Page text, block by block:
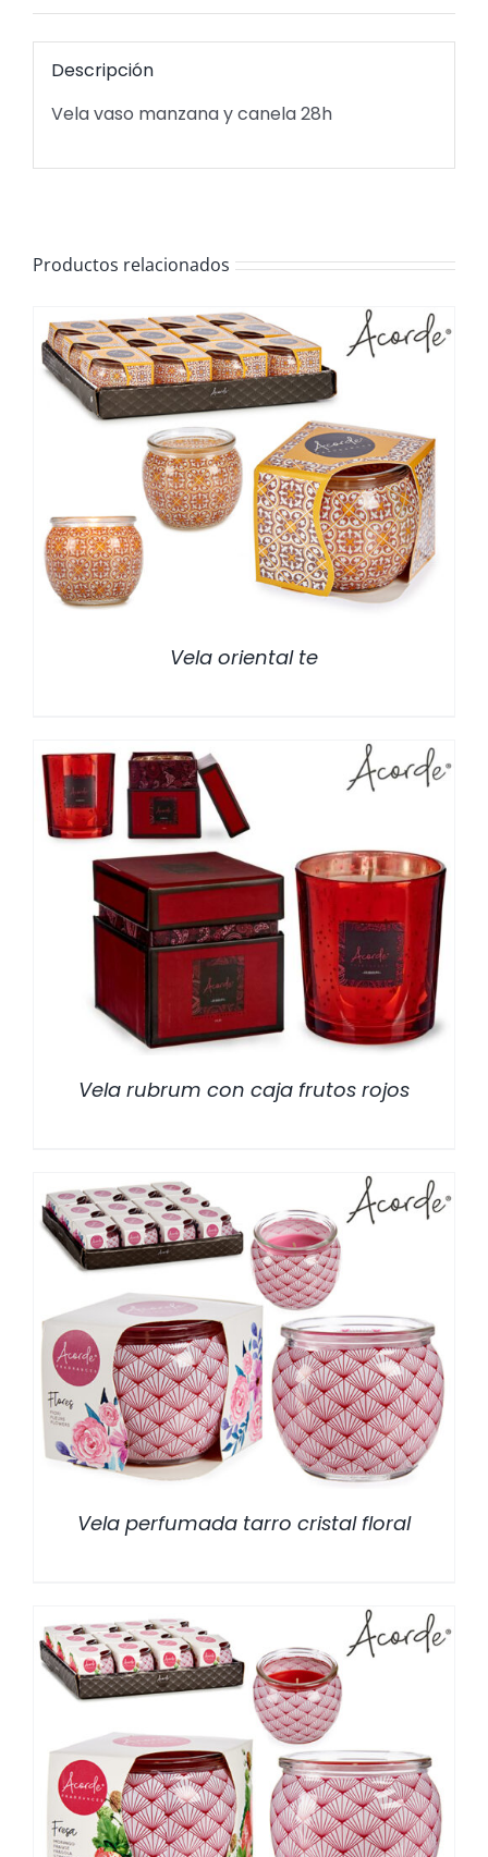
Descripción
Vela vaso manzana y canela 28h
Productos relacionados
/ DETALLES
Vela oriental te
DETALLES
Vela rubrum con caja frutos rojos
/ DETALLES
Vela perfumada tarro cristal floral
/ DETALLES